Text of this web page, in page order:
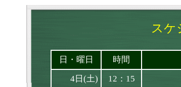
スケ
日・曜日 時間
4日(土)
12：15